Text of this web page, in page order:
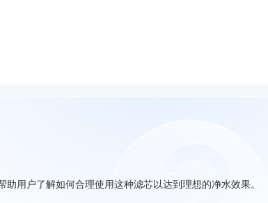
用户了解如何合理使用这种滤芯以达到理想的净水效果。